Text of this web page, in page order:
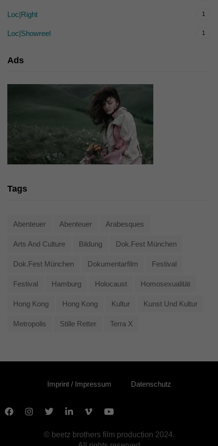
Loc|Right 1
Loc|Showreel 1
Ads
Tags
Abenteuer Abenteuer Arabesques
Arts And Culture Bildung Dok.fest München
Dok.fest München Dokumentarfilm Festival
Festival Hamburg Holocaust Homosexualität
Hong Kong Hong Kong Kultur Kunst Und Kultur
Metropolis Stille Retter Terra X
Imprint / Impressum Datenschutz
© beetz brothers film production 2024.